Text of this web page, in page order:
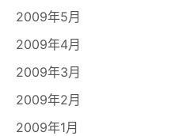
2009年5月
2009年4月
2009年3月
2009年2月
2009年1月